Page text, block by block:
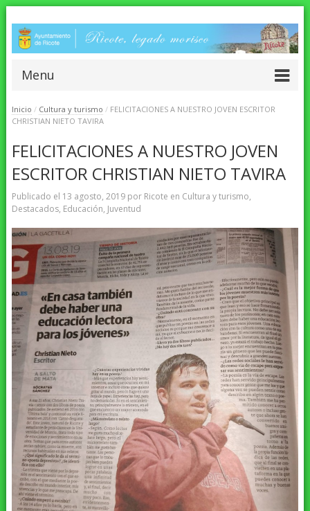
Menu
Inicio / Cultura y turismo / FELICITACIONES A NUESTRO JOVEN ESCRITOR
CHRISTIAN NIETO TAVIRA
FELICITACIONES A NUESTRO JOVEN
ESCRITOR CHRISTIAN NIETO TAVIRA
Publicado el 13 agosto, 2019por Ricote en Cultura y turismo,
Destacados, Educación, Juventud